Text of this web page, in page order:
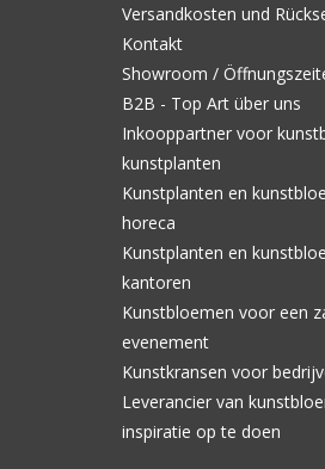
Versandkosten und
Kontakt
Showroom /
B2B - Top Art über uns
Inkooppartner voor
kunstplanten
Kunstplanten en
horeca
Kunstplanten en
kantoren
Kunstbloemen voor een
evenement
Kunstkransen voor
Leverancier van
inspiratie op te doen